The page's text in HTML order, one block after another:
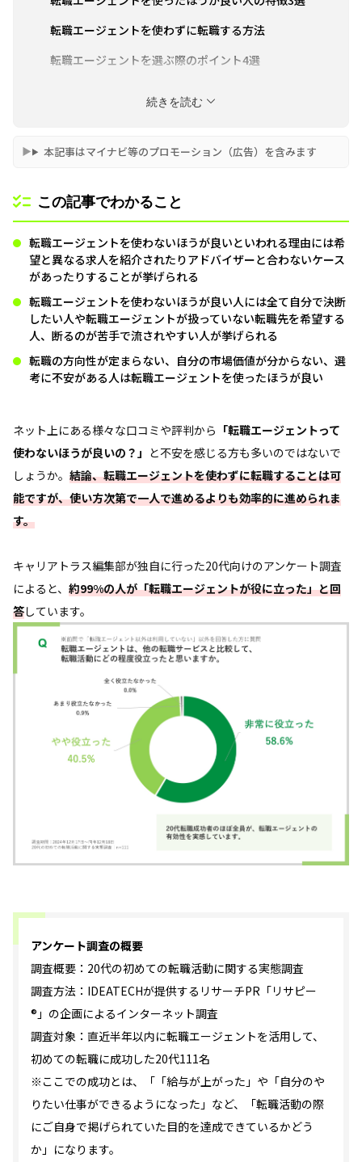
転職エージェントを使わずに転職する方法
転職エージェントを選ぶ際のポイント4選
続きを読む
本記事はマイナビ等のプロモーション（広告）を含みます
この記事でわかること
転職エージェントを使わないほうが良いといわれる理由には希
望と異なる求人を紹介されたりアドバイザーと合わないケース
があったりすることが挙げられる
転職エージェントを使わないほうが良い人には全て自分で決断
したい人や転職エージェントが扱っていない転職先を希望する
人、断るのが苦手で流されやすい人が挙げられる
転職の方向性が定まらない、自分の市場価値が分からない、選
考に不安がある人は転職エージェントを使ったほうが良い
ネット上にある様々な口コミや評判から 「転職エージェントって
使わないほうが良いの？」 と不安を感じる方も多いのではないで
しょうか。 結論、転職エージェントを使わずに転職することは可
能ですが、使い方次第で一人で進めるよりも効率的に進められま
す。
キャリアトラス編集部が独自に行った20代向けのアンケート調査
によると、 約99%の人が「転職エージェントが役に立った」と回
答しています。
アンケート調査の概要
調査概要：20代の初めての転職活動に関する実態調査
調査方法：IDEATECHが提供するリサーチPR「リサピー
®」の企画によるインターネット調査
調査対象：直近半年以内に転職エージェントを活用して、
初めての転職に成功した20代111名
※ここでの成功とは、「「給与が上がった」や「自分のや
りたい仕事ができるようになった」など、「転職活動の際
にご自身で掲げられていた目的を達成できているかどう
か」になります。